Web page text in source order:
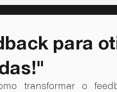
para
transformar o